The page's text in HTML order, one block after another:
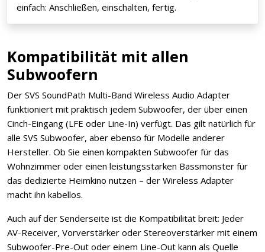
einfach: Anschließen, einschalten, fertig.
Kompatibilität mit allen
Subwoofern
Der SVS SoundPath Multi-Band Wireless Audio Adapter
funktioniert mit praktisch jedem Subwoofer, der über einen
Cinch-Eingang (LFE oder Line-In) verfügt. Das gilt natürlich für
alle SVS Subwoofer, aber ebenso für Modelle anderer
Hersteller. Ob Sie einen kompakten Subwoofer für das
Wohnzimmer oder einen leistungsstarken Bassmonster für
das dedizierte Heimkino nutzen – der Wireless Adapter
macht ihn kabellos.
Auch auf der Senderseite ist die Kompatibilität breit: Jeder
AV-Receiver, Vorverstärker oder Stereoverstärker mit einem
Subwoofer-Pre-Out oder einem Line-Out kann als Quelle